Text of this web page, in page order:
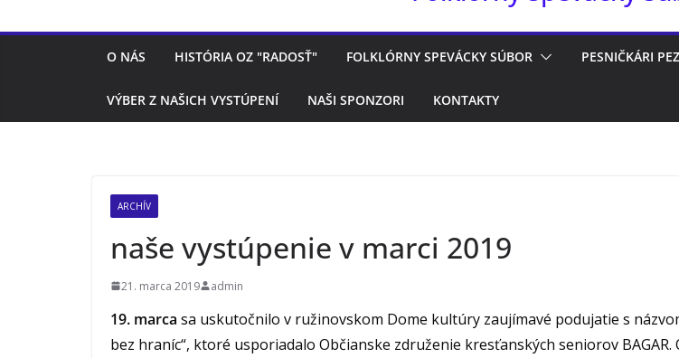
O NÁS HISTÓRIA OZ "RADOSŤ" FOLKLÓRNY SPEVÁCKY SÚBOR PESNIČKÁRI
VÝBER Z NAŠICH VYSTÚPENÍ NAŠI SPONZORI KONTAKTY
ARCHÍV
naše vystúpenie v marci 2019
21. marca 2019 admin
19. marca sa uskutočnilo v ružinovskom Dome kultúry zaujímavé podujatie s
bez hraníc“, ktoré usporiadalo Občianske združenie kresťanských seniorov